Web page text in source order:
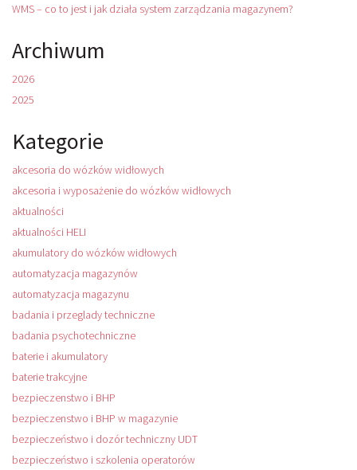
WMS – co to jest i jak działa system zarządzania magazynem?
Archiwum
2026
2025
Kategorie
akcesoria do wózków widłowych
akcesoria i wyposażenie do wózków widłowych
aktualności
aktualności HELI
akumulatory do wózków widłowych
automatyzacja magazynów
automatyzacja magazynu
badania i przeglady techniczne
badania psychotechniczne
baterie i akumulatory
baterie trakcyjne
bezpieczenstwo i BHP
bezpieczenstwo i BHP w magazynie
bezpieczeństwo i dozór techniczny UDT
bezpieczeństwo i szkolenia operatorów